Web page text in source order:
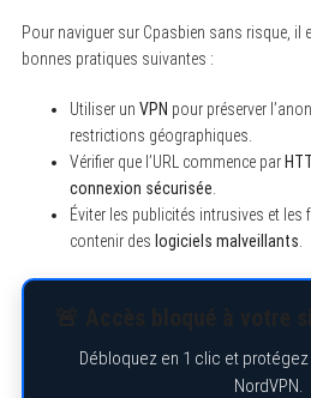
Pour naviguer sur Cpasbien sans risque, il
bonnes pratiques suivantes :
Utiliser un VPN pour préserver
restrictions géographiques.
Vérifier que l’URL commence par
connexion sécurisée
Éviter les publicités intrusives et les
contenir des logiciels malveillants
Débloquez en 1 clic et
NordVPN.